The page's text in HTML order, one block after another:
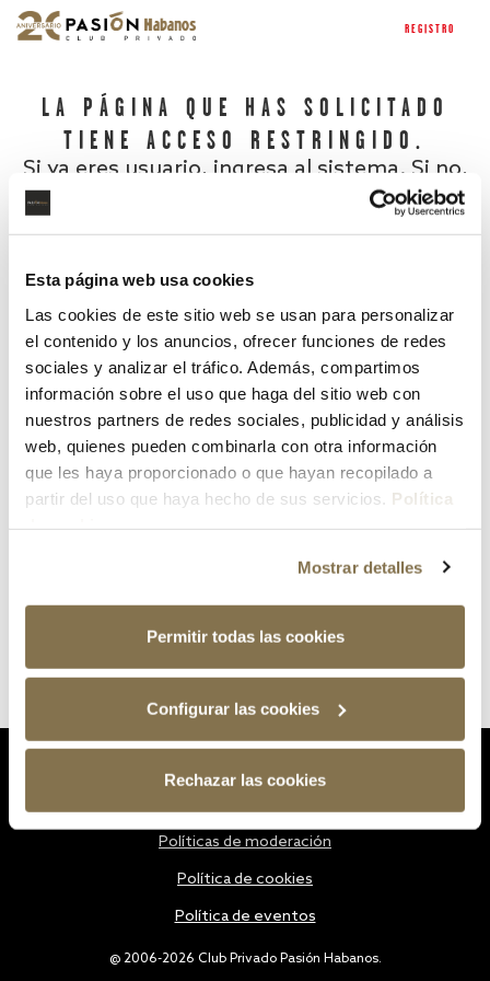
Esta página web usa cookies
Las cookies de este sitio web se usan para personalizar
el contenido y los anuncios, ofrecer funciones de redes
sociales y analizar el tráfico. Además, compartimos
información sobre el uso que haga del sitio web con
nuestros partners de redes sociales, publicidad y análisis
web, quienes pueden combinarla con otra información
que les haya proporcionado o que hayan recopilado a
partir del uso que haya hecho de sus servicios. Política
Mostrar detalles
Permitir todas las cookies
Configurar las cookies
Rechazar las cookies
REGISTRO
LA PÁGINA QUE HAS SOLICITADO
TIENE ACCESO RESTRINGIDO.
Si ya eres usuario, ingresa al sistema. Si no,
¿Has olvidado tu contraseña?
@ 2006-2026 Club Privado Pasión Habanos.
Políticas de moderación
Política de cookies
Política de eventos